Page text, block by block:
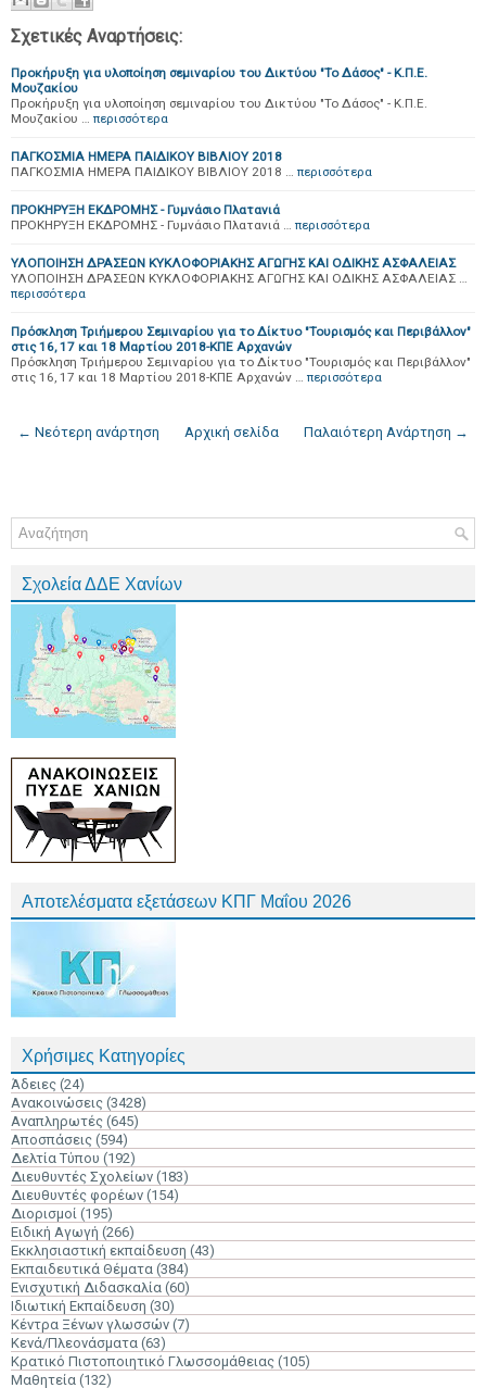
Σχετικές Αναρτήσεις:
Προκήρυξη για υλοποίηση σεμιναρίου του Δικτύου "Το Δάσος" - Κ.Π.Ε.
Μουζακίου
Προκήρυξη για υλοποίηση σεμιναρίου του Δικτύου "Το Δάσος" - Κ.Π.Ε.
Μουζακίου … περισσότερα
ΠΑΓΚΟΣΜΙΑ ΗΜΕΡΑ ΠΑΙΔΙΚΟΥ ΒΙΒΛΙΟΥ 2018
ΠΑΓΚΟΣΜΙΑ ΗΜΕΡΑ ΠΑΙΔΙΚΟΥ ΒΙΒΛΙΟΥ 2018 … περισσότερα
ΠΡΟΚΗΡΥΞΗ ΕΚΔΡΟΜΗΣ - Γυμνάσιο Πλατανιά
ΠΡΟΚΗΡΥΞΗ ΕΚΔΡΟΜΗΣ - Γυμνάσιο Πλατανιά … περισσότερα
ΥΛΟΠΟΙΗΣΗ ΔΡΑΣΕΩΝ ΚΥΚΛΟΦΟΡΙΑΚΗΣ ΑΓΩΓΗΣ ΚΑΙ ΟΔΙΚΗΣ ΑΣΦΑΛΕΙΑΣ
ΥΛΟΠΟΙΗΣΗ ΔΡΑΣΕΩΝ ΚΥΚΛΟΦΟΡΙΑΚΗΣ ΑΓΩΓΗΣ ΚΑΙ ΟΔΙΚΗΣ ΑΣΦΑΛΕΙΑΣ …
περισσότερα
Πρόσκληση Τριήμερου Σεμιναρίου για το Δίκτυο "Τουρισμός και Περιβάλλον"
στις 16, 17 και 18 Μαρτίου 2018-ΚΠΕ Αρχανών
Πρόσκληση Τριήμερου Σεμιναρίου για το Δίκτυο "Τουρισμός και Περιβάλλον"
στις 16, 17 και 18 Μαρτίου 2018-ΚΠΕ Αρχανών … περισσότερα
← Νεότερη ανάρτηση Παλαιότερη Ανάρτηση →
Αρχική σελίδα
Σχολεία ΔΔΕ Χανίων
Αποτελέσματα εξετάσεων ΚΠΓ Μαΐου 2026
Χρήσιμες Κατηγορίες
Άδειες (24)
Ανακοινώσεις (3428)
Αναπληρωτές (645)
Αποσπάσεις (594)
Δελτία Τύπου (192)
Διευθυντές Σχολείων (183)
Διευθυντές φορέων (154)
Διορισμοί (195)
Ειδική Αγωγή (266)
Εκκλησιαστική εκπαίδευση (43)
Εκπαιδευτικά Θέματα (384)
Ενισχυτική Διδασκαλία (60)
Ιδιωτική Εκπαίδευση (30)
Κέντρα Ξένων γλωσσών (7)
Κενά/Πλεονάσματα (63)
Κρατικό Πιστοποιητικό Γλωσσομάθειας (105)
Μαθητεία (132)